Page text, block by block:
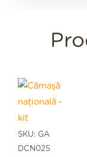
SKU: GA
DCN025